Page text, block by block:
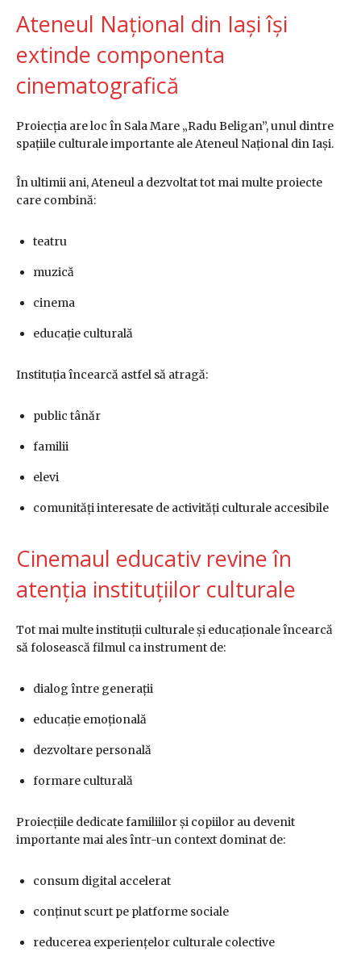
Ateneul Național din Iași își
extinde componenta
cinematografică
Proiecția are loc în Sala Mare „Radu Beligan”, unul dintre
spațiile culturale importante aleAteneul Național din Iași.
În ultimii ani, Ateneul a dezvoltat tot mai multe proiecte
care combină:
teatru
muzică
cinema
educație culturală
Instituția încearcă astfel să atragă:
public tânăr
familii
elevi
comunități interesate de activități culturale accesibile
Cinemaul educativ revine în
atenția instituțiilor culturale
Tot mai multe instituții culturale și educaționale încearcă
să folosească filmul ca instrument de:
dialog între generații
educație emoțională
dezvoltare personală
formare culturală
Proiecțiile dedicate familiilor și copiilor au devenit
importante mai ales într-un context dominat de:
consum digital accelerat
conținut scurt pe platforme sociale
reducerea experiențelor culturale colective